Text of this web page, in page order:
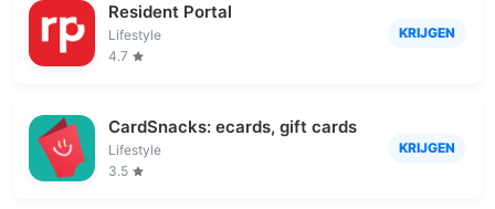
Resident Portal
Lifestyle
4.7
KRIJGEN
CardSnacks: ecards, gift cards
Lifestyle
3.5
KRIJGEN